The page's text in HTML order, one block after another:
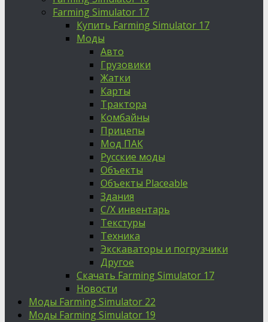
Farming Simulator 17
Купить Farming Simulator 17
Моды
Авто
Грузовики
Жатки
Карты
Трактора
Комбайны
Прицепы
Мод ПАК
Русские моды
Объекты
Объекты Placeable
Здания
С/Х инвентарь
Текстуры
Техника
Экскаваторы и погрузчики
Другое
Скачать Farming Simulator 17
Новости
Моды Farming Simulator 22
Моды Farming Simulator 19